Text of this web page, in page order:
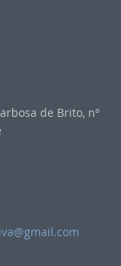
de Brito, nº